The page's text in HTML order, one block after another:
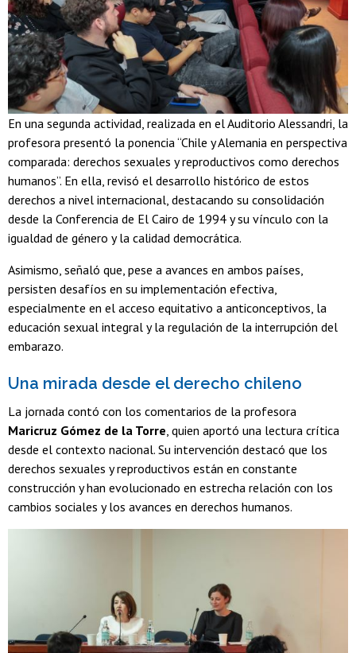
En una segunda actividad, realizada en el Auditorio Alessandri, la
profesora presentó la ponencia “Chile y Alemania en perspectiva
comparada: derechos sexuales y reproductivos como derechos
humanos”. En ella, revisó el desarrollo histórico de estos
derechos a nivel internacional, destacando su consolidación
desde la Conferencia de El Cairo de 1994 y su vínculo con la
igualdad de género y la calidad democrática.
Asimismo, señaló que, pese a avances en ambos países,
persisten desafíos en su implementación efectiva,
especialmente en el acceso equitativo a anticonceptivos, la
educación sexual integral y la regulación de la interrupción del
embarazo.
Una mirada desde el derecho chileno
La jornada contó con los comentarios de la profesora
Maricruz Gómez de la Torre, quien aportó una lectura crítica
desde el contexto nacional. Su intervención destacó que los
derechos sexuales y reproductivos están en constante
construcción y han evolucionado en estrecha relación con los
cambios sociales y los avances en derechos humanos.